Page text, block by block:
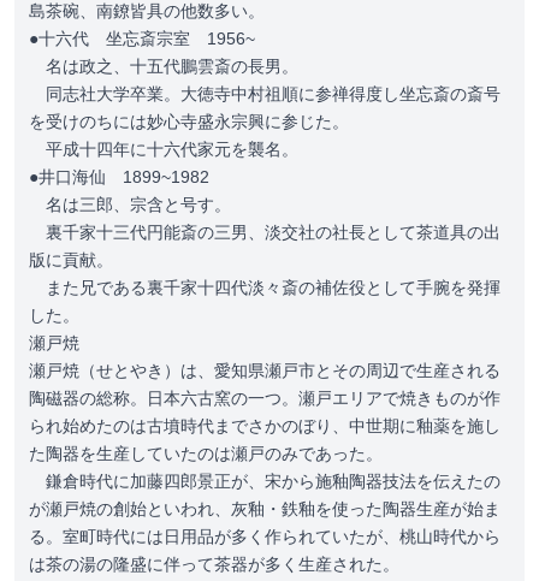
島茶碗、南鐐皆具の他数多い。
●十六代 坐忘斎宗室 1956~
名は政之、十五代鵬雲斎の長男。
同志社大学卒業。大徳寺中村祖順に参禅得度し坐忘斎の斎号
を受けのちには妙心寺盛永宗興に参じた。
平成十四年に十六代家元を襲名。
●井口海仙 1899~1982
名は三郎、宗含と号す。
裏千家十三代円能斎の三男、淡交社の社長として茶道具の出
版に貢献。
また兄である裏千家十四代淡々斎の補佐役として手腕を発揮
した。
瀬戸焼
瀬戸焼（せとやき）は、愛知県瀬戸市とその周辺で生産される
陶磁器の総称。日本六古窯の一つ。瀬戸エリアで焼きものが作
られ始めたのは古墳時代までさかのぼり、中世期に釉薬を施し
た陶器を生産していたのは瀬戸のみであった。
鎌倉時代に加藤四郎景正が、宋から施釉陶器技法を伝えたの
が瀬戸焼の創始といわれ、灰釉・鉄釉を使った陶器生産が始ま
る。室町時代には日用品が多く作られていたが、桃山時代から
は茶の湯の隆盛に伴って茶器が多く生産された。